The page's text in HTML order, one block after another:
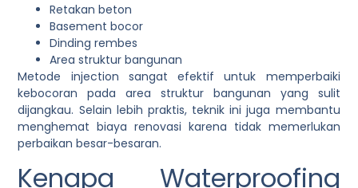
Retakan beton
Basement bocor
Dinding rembes
Area struktur bangunan
Metode injection sangat efektif untuk memperbaiki
kebocoran pada area struktur bangunan yang sulit
dijangkau. Selain lebih praktis, teknik ini juga membantu
menghemat biaya renovasi karena tidak memerlukan
perbaikan besar-besaran.
Kenapa Waterproofing